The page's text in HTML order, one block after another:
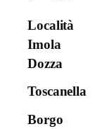
Località
Imola
Dozza
Toscanella
Borgo